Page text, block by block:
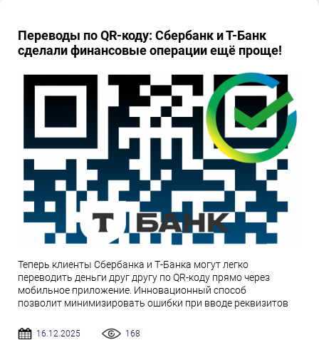
Переводы по QR-коду: Сбербанк и Т-Банк
сделали финансовые операции ещё проще!
Теперь клиенты Сбербанка и Т-Банка могут легко
переводить деньги друг другу по QR-коду прямо через
мобильное приложение. Инновационный способ
позволит минимизировать ошибки при вводе реквизитов
16.12.2025 168